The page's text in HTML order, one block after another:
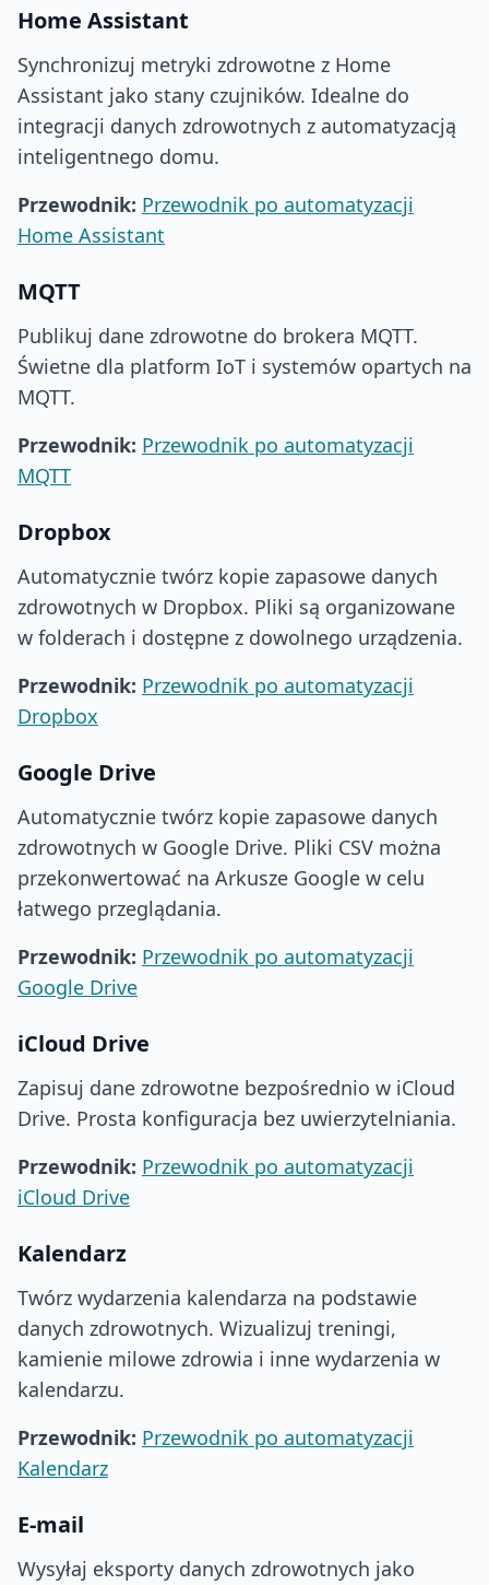
Home Assistant
Synchronizuj metryki zdrowotne z Home
Assistant jako stany czujników. Idealne do
integracji danych zdrowotnych z automatyzacją
inteligentnego domu.
Przewodnik: Przewodnik po automatyzacji
Home Assistant
MQTT
Publikuj dane zdrowotne do brokera MQTT.
Świetne dla platform IoT i systemów opartych na
MQTT.
Przewodnik: Przewodnik po automatyzacji
MQTT
Dropbox
Automatycznie twórz kopie zapasowe danych
zdrowotnych w Dropbox. Pliki są organizowane
w folderach i dostępne z dowolnego urządzenia.
Przewodnik: Przewodnik po automatyzacji
Dropbox
Google Drive
Automatycznie twórz kopie zapasowe danych
zdrowotnych w Google Drive. Pliki CSV można
przekonwertować na Arkusze Google w celu
łatwego przeglądania.
Przewodnik: Przewodnik po automatyzacji
Google Drive
iCloud Drive
Zapisuj dane zdrowotne bezpośrednio w iCloud
Drive. Prosta konfiguracja bez uwierzytelniania.
Przewodnik: Przewodnik po automatyzacji
iCloud Drive
Kalendarz
Twórz wydarzenia kalendarza na podstawie
danych zdrowotnych. Wizualizuj treningi,
kamienie milowe zdrowia i inne wydarzenia w
kalendarzu.
Przewodnik: Przewodnik po automatyzacji
Kalendarz
E-mail
Wysyłaj eksporty danych zdrowotnych jako